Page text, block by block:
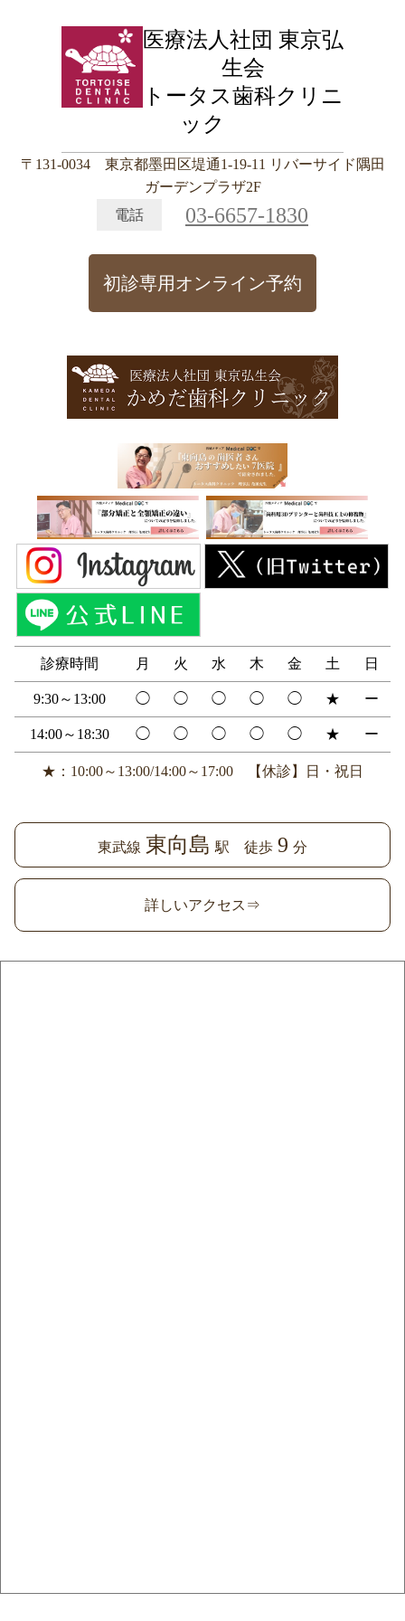
医療法人社団 東京弘
生会
トータス歯科クリニ
ック
〒131-0034 東京都墨田区堤通1-19-11 リバーサイド隅田
ガーデンプラザ2F
電話
03-6657-1830
初診専用オンライン予約
診療時間 月 火 水 木 金 土 日
9:30～13:00 ◯ ◯ ◯ ◯ ◯ ★ ー
14:00～18:30 ◯ ◯ ◯ ◯ ◯ ★ ー
★：10:00～13:00/14:00～17:00 【休診】日・祝日
東武線 東向島 駅 徒歩 9 分
詳しいアクセス⇒